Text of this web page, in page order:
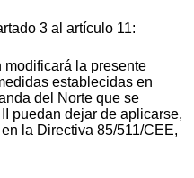
3 al artículo 11:
la presente
establecidas en
del Norte que se
puedan dejar de aplicarse,
la Directiva 85/511/CEE,